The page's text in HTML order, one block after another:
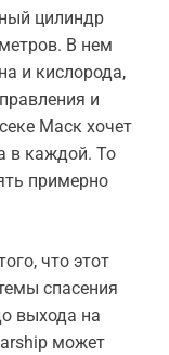
цилиндр
В нем
и кислорода,
и
Маск хочет
в каждой. То
примерно
что этот
спасения
выхода на
может